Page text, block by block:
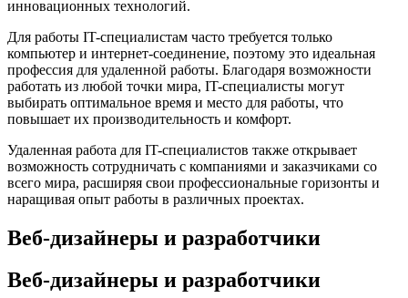
инновационных технологий.
Для работы IT-специалистам часто требуется только
компьютер и интернет-соединение, поэтому это идеальная
профессия для удаленной работы. Благодаря возможности
работать из любой точки мира, IT-специалисты могут
выбирать оптимальное время и место для работы, что
повышает их производительность и комфорт.
Удаленная работа для IT-специалистов также открывает
возможность сотрудничать с компаниями и заказчиками со
всего мира, расширяя свои профессиональные горизонты и
наращивая опыт работы в различных проектах.
Веб-дизайнеры и разработчики
Веб-дизайнеры и разработчики